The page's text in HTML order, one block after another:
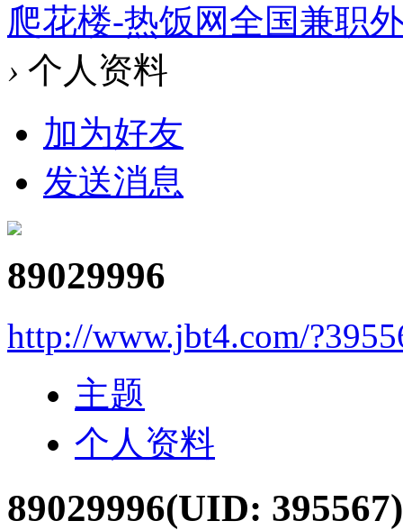
爬花楼-热饭网全国兼职
› 个人资料
加为好友
发送消息
89029996
http://www.jbt4.com/
主题
个人资料
89029996(UID: 395567)